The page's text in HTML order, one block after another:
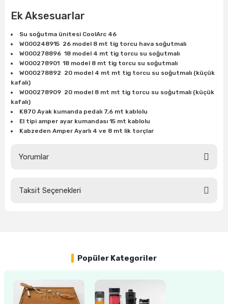
Ek Aksesuarlar
Su soğutma ünitesi CoolArc 46
W000248915 26 model 8 mt tig torcu hava soğutmalı
W000278896 18 model 4 mt tig torcu su soğutmalı
W000278901 18 model 8 mt tig torcu su soğutmalı
W000278892 20 model 4 mt mt tig torcu su soğutmalı (küçük
kafalı)
W000278909 20 model 8 mt mt tig torcu su soğutmalı (küçük
kafalı)
K870 Ayak kumanda pedalı 7,6 mt kablolu
El tipi amper ayar kumandası 15 mt kablolu
Kabzeden Amper Ayarlı 4 ve 8 mt lik torçlar
Yorumlar
Taksit Seçenekleri
Popüler Kategoriler